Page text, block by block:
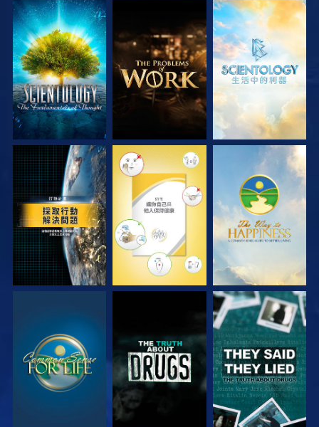
探索系列節目 探索系列節目 探索系列節目
觀看 觀看 觀看
觀看 觀看 觀看